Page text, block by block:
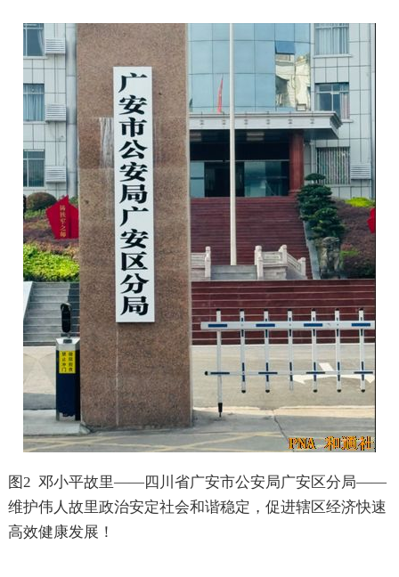
图 2 邓小平故里——四川省广安市公安局广安区分局——
维护伟人故里政治安定社会和谐稳定，促进辖区经济快速
高效健康发展！